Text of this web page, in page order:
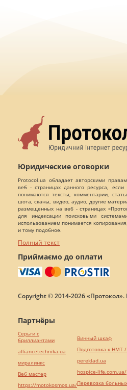
Юридические оговорки
Protocol.ua обладает авторскими
веб - страницах данного ресурса,
понимаются тексты, комментарии,
шота, сканы, видео, аудио, другие
размещенных на веб - страницах
для индексации поисковыми
использованием понимается
и тому подобное.
Полный текст
Приймаємо до оплати
Copyright © 2014-2026
Партнёры
Серьги с
бриллиантами
alliancetechnika.ua
миралинкс
Веб мастер
https://motokosmos.ua/
Винный шкаф
Подготовка к НМТ
pereklad.ua
hospice-life.com.ua/
Перевозка больных